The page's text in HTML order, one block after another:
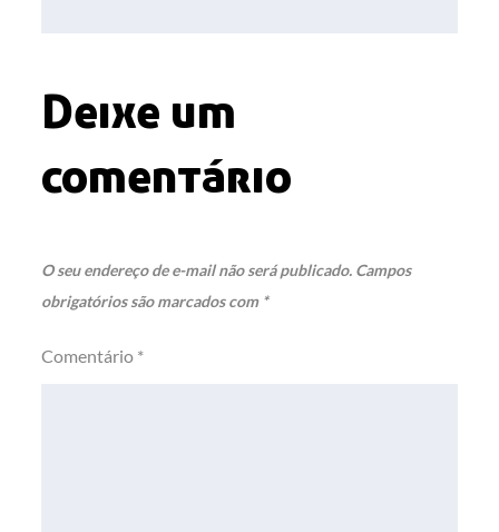
Deixe um
comentário
O seu endereço de e-mail não será publicado. Campos
obrigatórios são marcados com *
Comentário *